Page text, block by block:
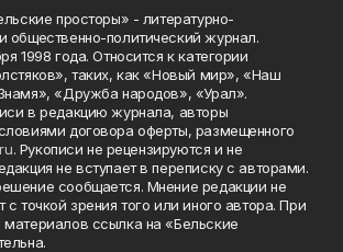
просторы» - литературно-
общественно-политический журнал.
1998 года. Относится к категории
таких, как «Новый мир», «Наш
«Дружба народов», «Урал».
в редакцию журнала, авторы
договора оферты, размещенного
. Рукописи не рецензируются и не
не вступает в переписку с авторами.
сообщается. Мнение редакции не
с точкой зрения того или иного автора. При
материалов ссылка на «Бельские